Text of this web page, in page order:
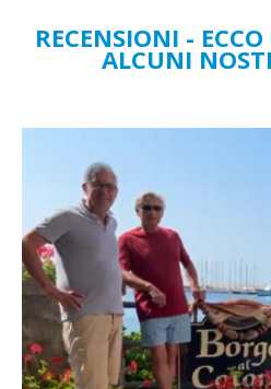
RECENSIONI -
ALCUNI